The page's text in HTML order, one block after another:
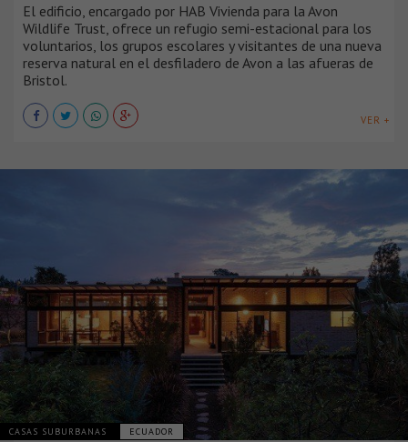
El edificio, encargado por HAB Vivienda para la Avon
Wildlife Trust, ofrece un refugio semi-estacional para los
voluntarios, los grupos escolares y visitantes de una nueva
reserva natural en el desfiladero de Avon a las afueras de
Bristol.
VER +
CASAS SUBURBANAS ECUADOR